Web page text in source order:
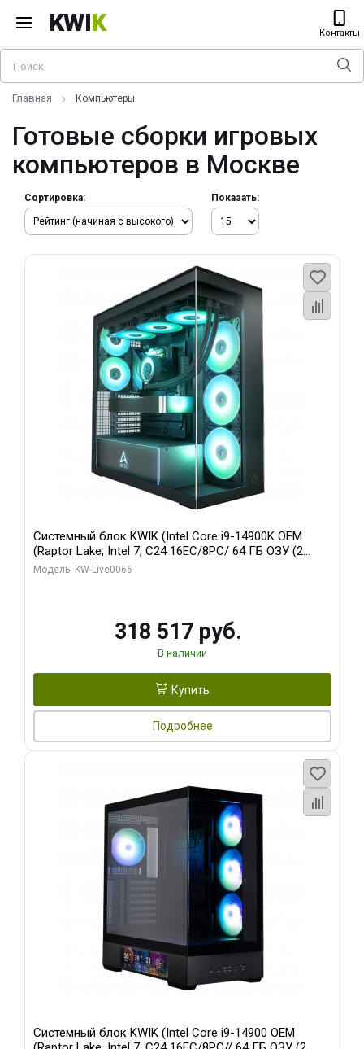
KWIK Контакты
Главная Компьютеры
Готовые сборки игровых
компьютеров в Москве
Сортировка: Показать:
Системный блок KWIK (Intel Core i9-14900K OEM
(Raptor Lake, Intel 7, C24 16EC/8PC/ 64 ГБ ОЗУ (2
модуля)/ Gigabyte RTX5080 XTREME WATERFORCE
Модель: KW-Live0066
318 517 руб.
В наличии
Купить
Подробнее
Системный блок KWIK (Intel Core i9-14900 OEM